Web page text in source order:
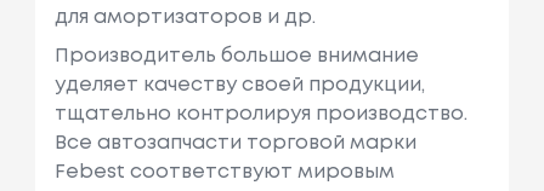
для амортизаторов и др.
Производитель большое внимание
уделяет качеству своей продукции,
тщательно контролируя производство.
Все автозапчасти торговой марки
Febest соответствуют мировым